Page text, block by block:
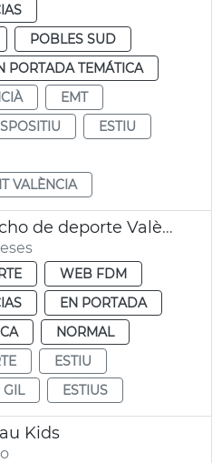
POBLES SUD
PORTADA TEMÁTICA
EMT
ESTIU
VALÈNCIA
Un verano con mucho de deporte València
WEB FDM
EN PORTADA
NORMAL
ESTIU
GIL ESTIUS
Kids